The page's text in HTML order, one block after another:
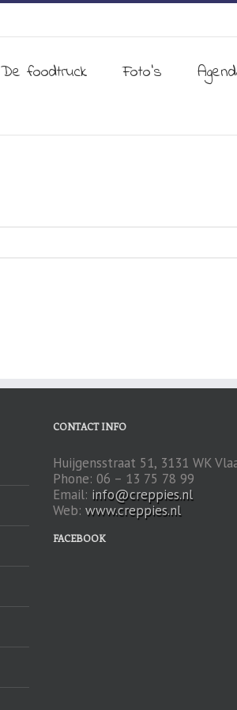
De foodtruck Foto’s
CONTACT INFO
Huijgensstraat 51, 3131 WK
Phone: 06 – 13 75 78 99
Email: info@creppies.nl
Web:www.creppies.nl
FACEBOOK